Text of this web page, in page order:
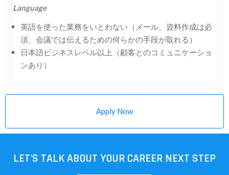
Language
英語を使った業務をいとわない（メール、資料作成は必
須、会議では伝えるための何らかの手段が取れる）
日本語ビジネスレベル以上（顧客とのコミュニケーショ
ンあり）
Apply Now
LET'S TALK ABOUT YOUR CAREER NEXT STEP